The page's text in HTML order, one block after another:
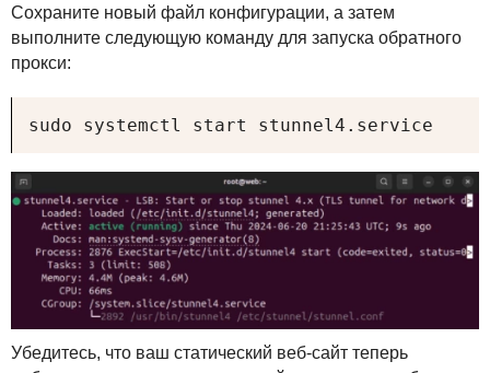
Сохраните новый файл конфигурации, а затем
выполните следующую команду для запуска обратного
прокси:
sudo systemctl start stunnel4.service
Убедитесь, что ваш статический веб-сайт теперь